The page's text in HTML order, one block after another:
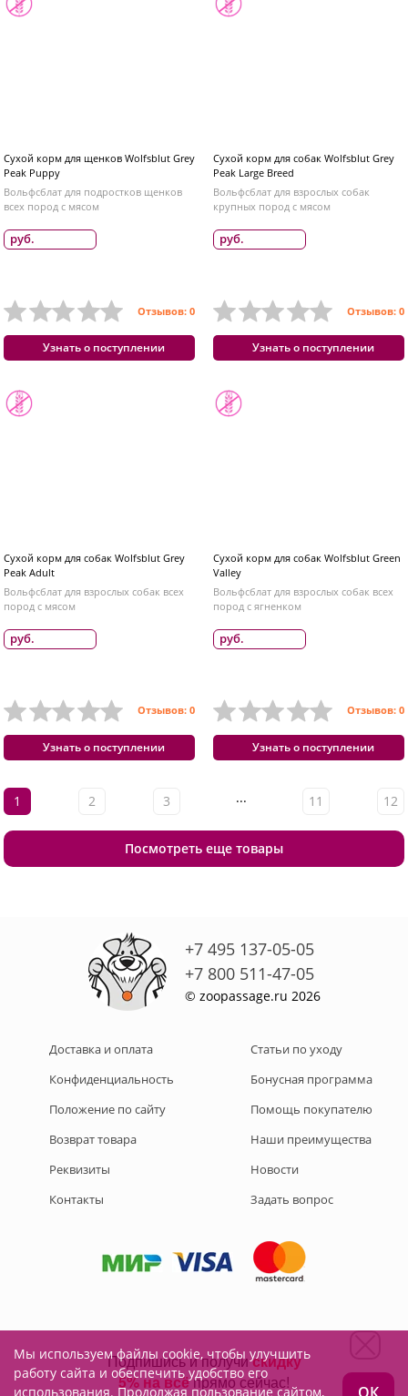
Сухой корм для щенков Wolfsblut Grey
Peak Puppy
Вольфсблат для подростков щенков
всех пород с мясом
руб.
Отзывов: 0
Узнать о поступлении
Сухой корм для собак Wolfsblut Grey
Peak Large Breed
Вольфсблат для взрослых собак
крупных пород с мясом
руб.
Отзывов: 0
Узнать о поступлении
Сухой корм для собак Wolfsblut Grey
Peak Adult
Вольфсблат для взрослых собак всех
пород с мясом
руб.
Отзывов: 0
Узнать о поступлении
Сухой корм для собак Wolfsblut Green
Valley
Вольфсблат для взрослых собак всех
пород с ягненком
руб.
Отзывов: 0
Узнать о поступлении
Посмотреть еще товары
1 2 3 ... 11 12
+7 495 137-05-05
+7 800 511-47-05
© zoopassage.ru 2026
Доставка и оплата
Конфиденциальность
Положение по сайту
Возврат товара
Реквизиты
Контакты
Статьи по уходу
Бонусная программа
Помощь покупателю
Наши преимущества
Новости
Задать вопрос
Подписывайтесь на нас:
Мы используем файлы cookie, чтобы улучшить
работу сайта и обеспечить удобство его
использования. Продолжая пользование сайтом,
ОК